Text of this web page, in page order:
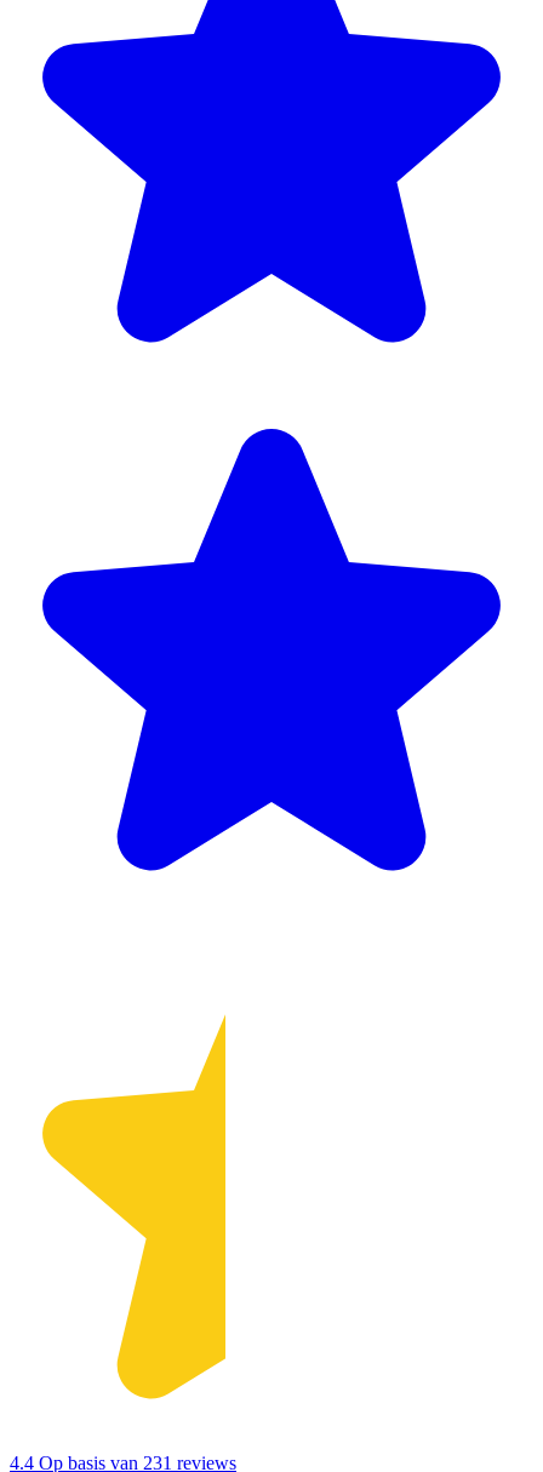
4.4 Op basis van 231 reviews